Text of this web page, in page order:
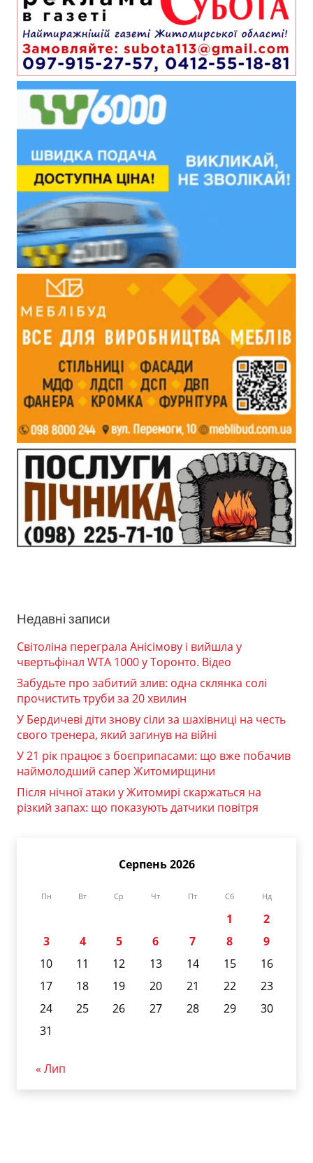
Недавні записи
Світоліна переграла Анісімову і вийшла у
чвертьфінал WTA 1000 у Торонто. Відео
Забудьте про забитий злив: одна склянка солі
прочистить труби за 20 хвилин
У Бердичеві діти знову сіли за шахівниці на честь
свого тренера, який загинув на війні
У 21 рік працює з боєприпасами: що вже побачив
наймолодший сапер Житомирщини
Після нічної атаки у Житомирі скаржаться на
різкий запах: що показують датчики повітря
Серпень 2026
Пн Вт Ср Чт Пт Сб Нд
1
2
3
4 5 6 7 8
9
10
11 12 13 14 15
16
17
18 19 20 21 22
23
24
25 26 27 28 29
30
31
« Лип